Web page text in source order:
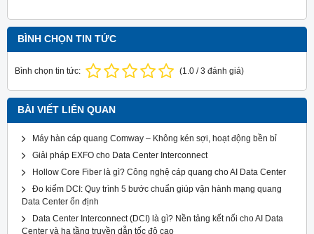
BÌNH CHỌN TIN TỨC
Bình chọn tin tức: (1.0 /3 đánh giá)
BÀI VIẾT LIÊN QUAN
Máy hàn cáp quang Comway – Không kén sợi, hoạt động bền bỉ
Giải pháp EXFO cho Data Center Interconnect
Hollow Core Fiber là gì? Công nghệ cáp quang cho AI Data Center
Đo kiểm DCI: Quy trình 5 bước chuẩn giúp vận hành mạng quang
Data Center ổn định
Data Center Interconnect (DCI) là gì? Nền tảng kết nối cho AI Data
Center và hạ tầng truyền dẫn tốc độ cao